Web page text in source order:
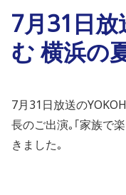
7月31日放
む 横浜の
7月31日放送の
長のご出演｡｢家族で
きました｡